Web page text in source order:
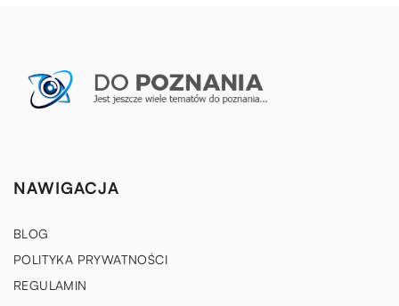
NAWIGACJA
BLOG
POLITYKA PRYWATNOŚCI
REGULAMIN